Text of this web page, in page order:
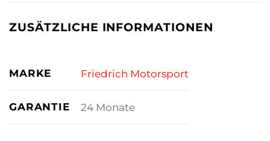
ZUSÄTZLICHE INFORMATIONEN
MARKE Friedrich Motorsport
GARANTIE 24 Monate